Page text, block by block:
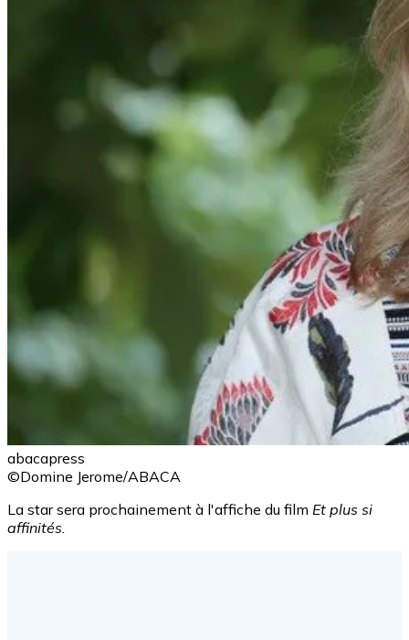
abacapress
©Domine Jerome/ABACA
La star sera prochainement à l'affiche du film Et plus si
affinités.